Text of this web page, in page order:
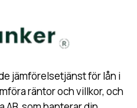
jämförelsetjänst för lån i
räntor och villkor, och